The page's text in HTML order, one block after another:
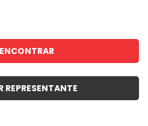
REPRESENTANTE